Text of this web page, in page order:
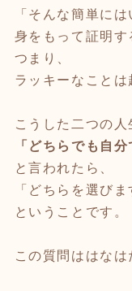
「そんな簡単に
身をもって証明す
つまり、
ラッキーなことは
こうした二つの人
「どちらでも自
と言われたら、
「どちらを選びま
ということです。
この質問ははなは